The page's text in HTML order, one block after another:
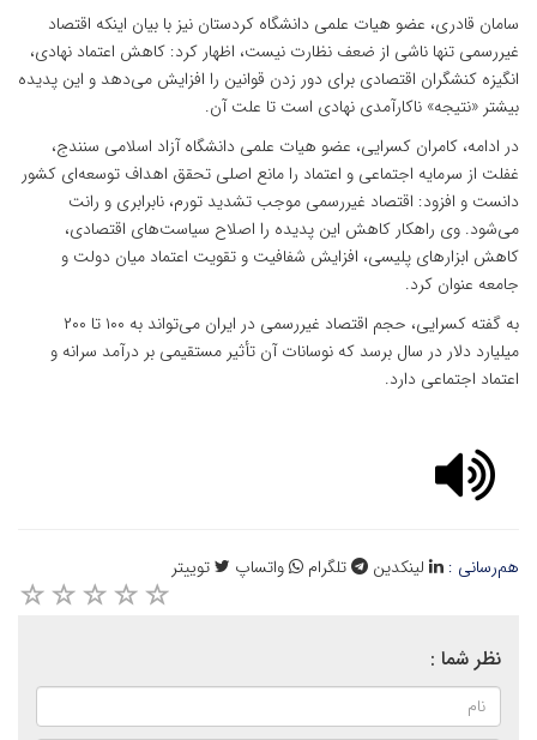
سامان قادری، عضو هیات علمی دانشگاه کردستان نیز با بیان اینکه اقتصاد
غیررسمی تنها ناشی از ضعف نظارت نیست، اظهار کرد: کاهش اعتماد نهادی،
انگیزه کنشگران اقتصادی برای دور زدن قوانین را افزایش می‌دهد و این پدیده
بیشتر «نتیجه» ناکارآمدی نهادی است تا علت آن.
در ادامه، کامران کسرایی، عضو هیات علمی دانشگاه آزاد اسلامی سنندج،
غفلت از سرمایه اجتماعی و اعتماد را مانع اصلی تحقق اهداف توسعه‌ای کشور
دانست و افزود: اقتصاد غیررسمی موجب تشدید تورم، نابرابری و رانت
می‌شود. وی راهکار کاهش این پدیده را اصلاح سیاست‌های اقتصادی،
کاهش ابزارهای پلیسی، افزایش شفافیت و تقویت اعتماد میان دولت و
جامعه عنوان کرد.
به گفته کسرایی، حجم اقتصاد غیررسمی در ایران می‌تواند به ۱۰۰ تا ۲۰۰
میلیارد دلار در سال برسد که نوسانات آن تأثیر مستقیمی بر درآمد سرانه و
اعتماد اجتماعی دارد.
هم‌رسانی : لینکدین تلگرام واتساپ توییتر
نظر شما :